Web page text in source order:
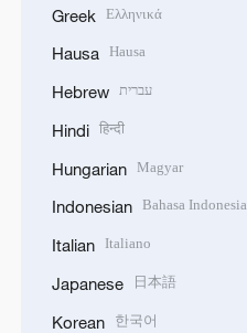
Greek Ελληνικά
Hausa Hausa
Hebrew עברית
Hindi हिन्दी
Hungarian Magyar
Indonesian Bahasa Indonesia
Italian Italiano
Japanese 日本語
Korean 한국어